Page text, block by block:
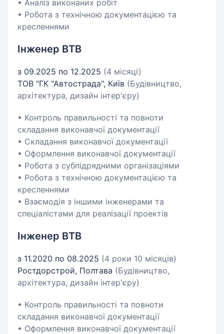
• Аналіз виконаних робіт
• Робота з технічною документацією та
кресленнями
Інженер ВТВ
з 09.2025 по 12.2025 (4 місяці)
ТОВ "ГК "Автострада", Київ (Будівництво,
архітектура, дизайн інтер'єру)
• Контроль правильності та повноти
складання виконавчої документації
• Складання виконавчої документації
• Оформлення виконавчої документації
• Робота з субпідрядними організаціями
• Робота з технічною документацією та
кресленнями
• Взаємодія з іншими інженерами та
спеціалістами для реалізації проектів
Інженер ВТВ
з 11.2020 по 08.2025 (4 роки 10 місяців)
Ростдорстрой, Полтава (Будівництво,
архітектура, дизайн інтер'єру)
• Контроль правильності та повноти
складання виконавчої документації
• Оформлення виконавчої документації